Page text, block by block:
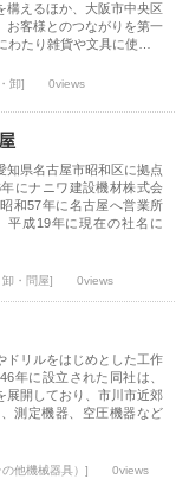
構えるほか、大阪市中央区
お客様とのつながりを第一
わたり雑貨や文具に使…
卸] 0views
知県名古屋市昭和区に拠点
にナニワ建設機材株式会
和57年に名古屋へ営業所
平成19年に現在の社名に
・問屋] 0views
ドリルをはじめとした工作
年に設立された同社は、
展開しており、市川市近郊
測定機器、空圧機器など
他機械器具）] 0views